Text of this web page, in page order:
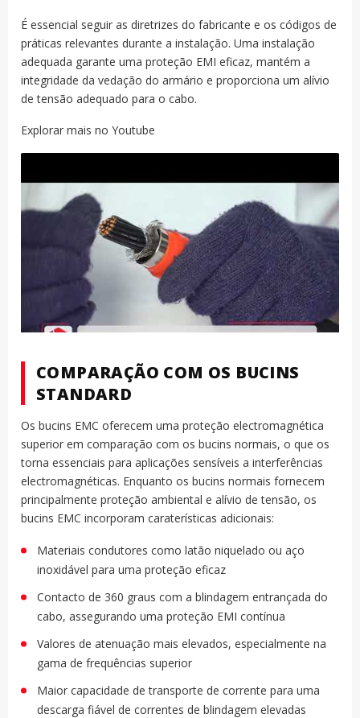
É essencial seguir as diretrizes do fabricante e os códigos de
práticas relevantes durante a instalação. Uma instalação
adequada garante uma proteção EMI eficaz, mantém a
integridade da vedação do armário e proporciona um alívio
de tensão adequado para o cabo.
Explorar mais no Youtube
COMPARAÇÃO COM OS BUCINS
STANDARD
Os bucins EMC oferecem uma proteção electromagnética
superior em comparação com os bucins normais, o que os
torna essenciais para aplicações sensíveis a interferências
electromagnéticas. Enquanto os bucins normais fornecem
principalmente proteção ambiental e alívio de tensão, os
bucins EMC incorporam caraterísticas adicionais:
Materiais condutores como latão niquelado ou aço
inoxidável para uma proteção eficaz
Contacto de 360 graus com a blindagem entrançada do
cabo, assegurando uma proteção EMI contínua
Valores de atenuação mais elevados, especialmente na
gama de frequências superior
Maior capacidade de transporte de corrente para uma
descarga fiável de correntes de blindagem elevadas